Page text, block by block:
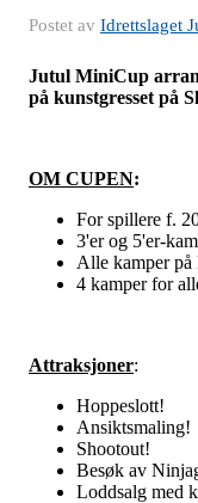
Postet av Idrettslaget
Jutul MiniCup
på kunstgresset på
OM CUPEN:
For spillere f.
3'er og 5'er-
Alle kamper på
4 kamper for
Attraksjoner:
Hoppeslott!
Ansiktsmaling!
Shootout!
Besøk av
Loddsalg med